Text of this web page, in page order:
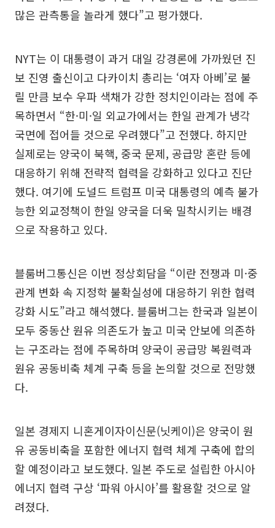
많은 관측통을 놀라게 했다”고 평가했다.
NYT는 이 대통령이 과거 대일 강경론에 가까웠던 진
보 진영 출신이고 다카이치 총리는 ‘여자 아베’로 불
릴 만큼 보수 우파 색채가 강한 정치인이라는 점에 주
목하면서 “한·미·일 외교가에서는 한일 관계가 냉각
국면에 접어들 것으로 우려했다”고 전했다. 하지만
실제로는 양국이 북핵, 중국 문제, 공급망 혼란 등에
대응하기 위해 전략적 협력을 강화하고 있다고 진단
했다. 여기에 도널드 트럼프 미국 대통령의 예측 불가
능한 외교정책이 한일 양국을 더욱 밀착시키는 배경
으로 작용하고 있다.
블룸버그통신은 이번 정상회담을 “이란 전쟁과 미·중
관계 변화 속 지정학 불확실성에 대응하기 위한 협력
강화 시도”라고 해석했다. 블룸버그는 한국과 일본이
모두 중동산 원유 의존도가 높고 미국 안보에 의존하
는 구조라는 점에 주목하며 양국이 공급망 복원력과
원유 공동비축 체계 구축 등을 논의할 것으로 전망했
다.
일본 경제지 니혼게이자이신문(닛케이)은 양국이 원
유 공동비축을 포함한 에너지 협력 체계 구축에 합의
할 예정이라고 보도했다. 일본 주도로 설립한 아시아
에너지 협력 구상 ‘파워 아시아’를 활용할 것으로 알
려졌다.